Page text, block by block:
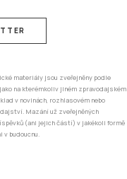
materiály jsou zveřejněny podle
na kterémkoliv jiném zpravodajském
v novinách, rozhlasovém nebo
Mazání už zveřejněných
(ani jejich částí) v jakékoli formě
v budoucnu.